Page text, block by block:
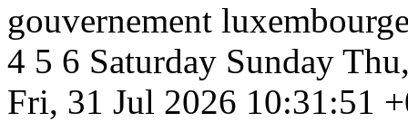
gouvernement
4 5 6 Saturday Sunday
Fri, 31 Jul 2026 10:31:51